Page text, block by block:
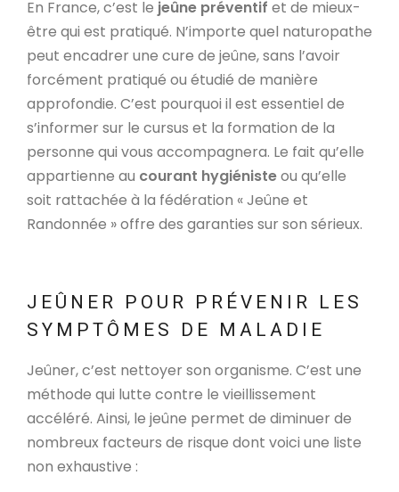
En France, c’est le jeûne préventif et de mieux-
être qui est pratiqué. N’importe quel naturopathe
peut encadrer une cure de jeûne, sans l’avoir
forcément pratiqué ou étudié de manière
approfondie. C’est pourquoi il est essentiel de
s’informer sur le cursus et la formation de la
personne qui vous accompagnera. Le fait qu’elle
appartienne au courant hygiénisteou qu’elle
soit rattachée à la fédération « Jeûne et
Randonnée » offre des garanties sur son sérieux.
JEÛNER POUR PRÉVENIR LES
SYMPTÔMES DE MALADIE
Jeûner, c’est nettoyer son organisme. C’est une
méthode qui lutte contre le vieillissement
accéléré. Ainsi, le jeûne permet de diminuer de
nombreux facteurs de risque dont voici une liste
non exhaustive :